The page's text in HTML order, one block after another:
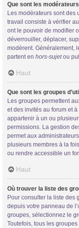
Que sont les
Les modérateurs sont des
travail consiste à vérifier
ont le pouvoir de modifier
déverrouiller, déplacer,
modèrent. Généralement,
partent en hors-sujetou
Haut
Que sont les groupes
Les groupes permettent
et des invités au forum et
appartenir à un ou
permissions. La gestion
permet aux
plusieurs membres à la
ou rendre accessible un
Haut
Où trouver la liste des
Pour consulter la liste des
depuis votre panneau de
groupes, sélectionnez le
Toutefois, tous les